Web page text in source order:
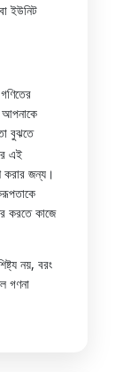
ইউনিট
বুঝতে
এই
করার জন্য।
করতে কাজে
নয়, বরং
গণনা